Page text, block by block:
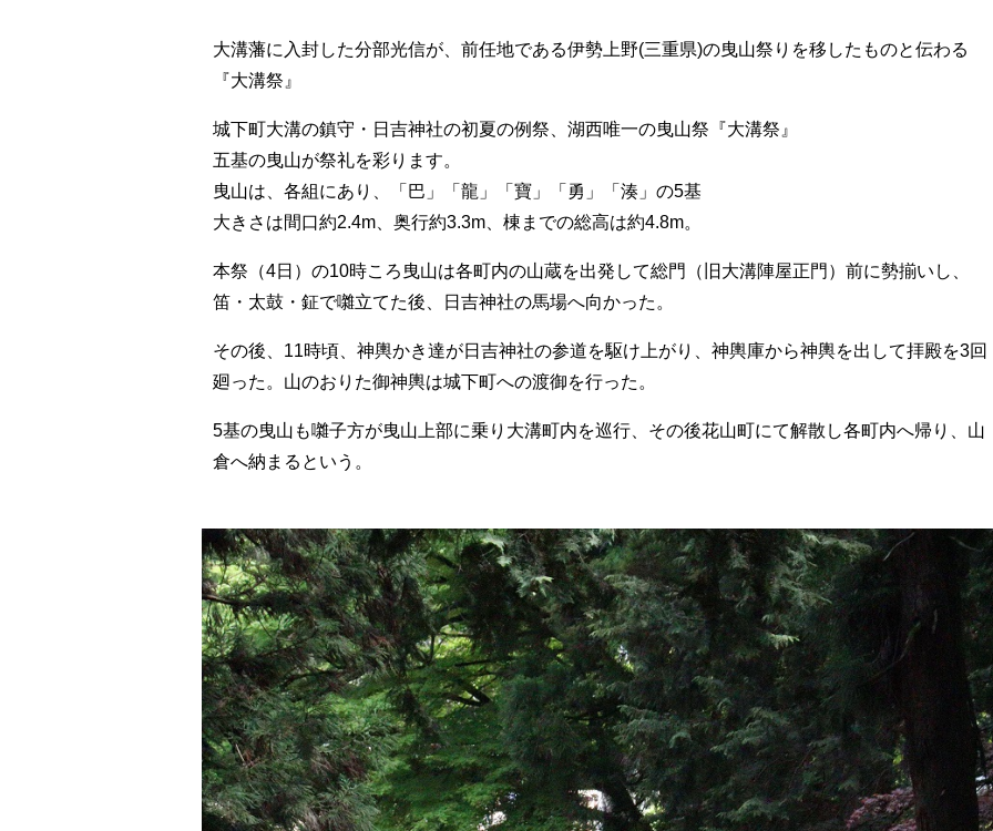
大溝藩に入封した分部光信が、前任地である伊勢上野(三重県)の曳山祭りを移したものと伝わる
『大溝祭』
城下町大溝の鎮守・日吉神社の初夏の例祭、湖西唯一の曳山祭『大溝祭』
五基の曳山が祭礼を彩ります。
曳山は、各組にあり、「巴」「龍」「寶」「勇」「湊」の5基
大きさは間口約2.4m、奥行約3.3m、棟までの総高は約4.8m。
本祭（4日）の10時ころ曳山は各町内の山蔵を出発して総門（旧大溝陣屋正門）前に勢揃いし、
笛・太鼓・鉦で囃立てた後、日吉神社の馬場へ向かった。
その後、11時頃、神輿かき達が日吉神社の参道を駆け上がり、神輿庫から神輿を出して拝殿を3回
廻った。山のおりた御神輿は城下町への渡御を行った。
5基の曳山も囃子方が曳山上部に乗り大溝町内を巡行、その後花山町にて解散し各町内へ帰り、山
倉へ納まるという。